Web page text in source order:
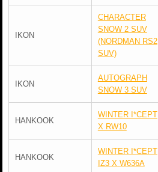
IKON
CHARACTER
SNOW 2 SUV
(NORDMAN RS2
SUV)
IKON
AUTOGRAPH
SNOW 3 SUV
HANKOOK
WINTER I*CEPT
X RW10
HANKOOK
WINTER I*CEPT
IZ3 X W636A